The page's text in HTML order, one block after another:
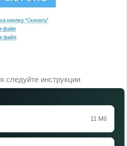
следуйте инструкции
11 Мб